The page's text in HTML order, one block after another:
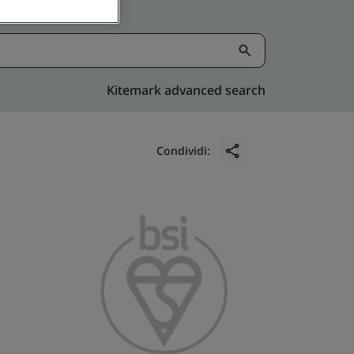
Kitemark advanced search
Condividi: